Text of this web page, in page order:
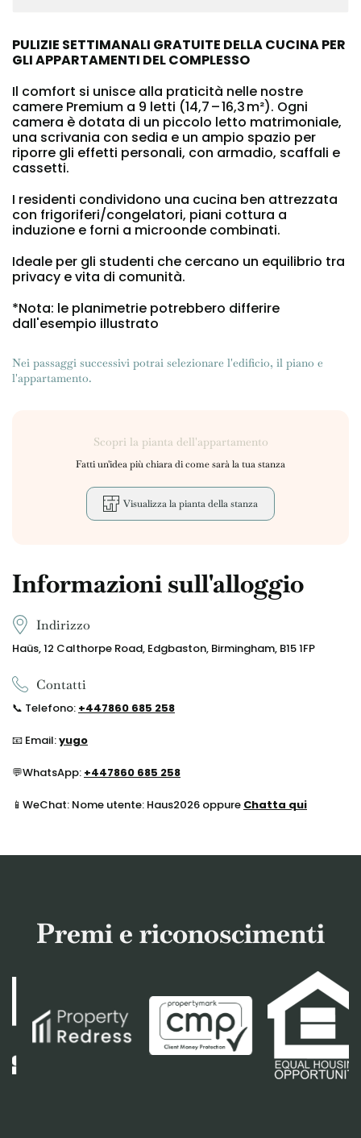
Portuguese
Informazioni sull'alloggio
Indirizzo
Haüs, 12 Calthorpe Road, Edgbaston, Birmingham, B15 1FP
Contatti
📞 Telefono: +447860 685 258
📧 Email:yugo
💬WhatsApp: +447860 685 258
📱WeChat: Nome utente: Haus2026 oppure Chatta qui
PULIZIE SETTIMANALI GRATUITE DELLA CUCINA PER
GLI APPARTAMENTI DEL COMPLESSO
Il comfort si unisce alla praticità nelle nostre
camere Premium a 9 letti (14,7 – 16,3 m²). Ogni
camera è dotata di un piccolo letto matrimoniale,
una scrivania con sedia e un ampio spazio per
riporre gli effetti personali, con armadio, scaffali e
cassetti.
I residenti condividono una cucina ben attrezzata
con frigoriferi/congelatori, piani cottura a
induzione e forni a microonde combinati.
Ideale per gli studenti che cercano un equilibrio tra
privacy e vita di comunità.
*Nota: le planimetrie potrebbero differire
dall'esempio illustrato
Nei passaggi successivi potrai selezionare l'edificio, il piano e
l'appartamento.
Scopri la pianta dell'appartamento
Fatti un'idea più chiara di come sarà la tua stanza
Visualizza la pianta della stanza
Premi e riconoscimenti